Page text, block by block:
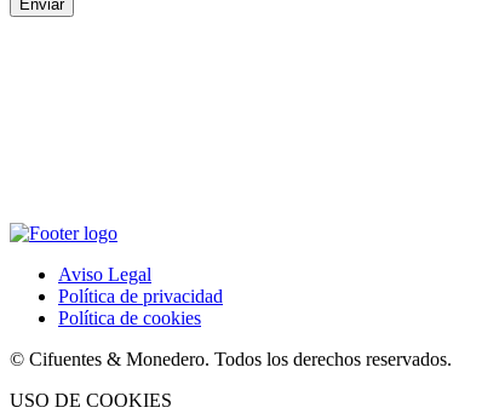
Enviar
Aviso Legal
Política de privacidad
Política de cookies
© Cifuentes & Monedero. Todos los derechos reservados.
USO DE COOKIES